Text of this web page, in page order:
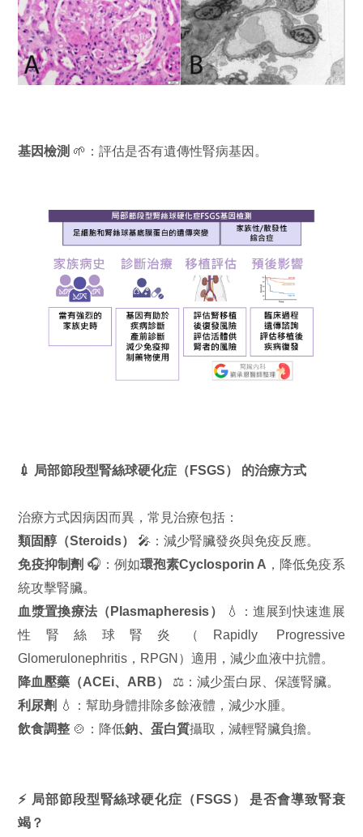
基因檢測 🌱：評估是否有遺傳性腎病基因。
💉 局部節段型腎絲球硬化症（FSGS） 的治療方式
治療方式因病因而異，常見治療包括：
類固醇（Steroids）
🎤：減少腎臟發炎與免疫反應。
免疫抑制劑 🎧：例如環孢素Cyclosporin A ，降低免疫系
統攻擊腎臟。
血漿置換療法（Plasmapheresis）
💧：進展到快速進展
性腎絲球腎炎（Rapidly Progressive
Glomerulonephritis，RPGN）適用，減少血液中抗體。
降血壓藥（ACEi、ARB）
⚖️：減少蛋白尿、保護腎臟。
利尿劑 💧：幫助身體排除多餘液體，減少水腫。
飲食調整 🍲：降低鈉、蛋白質攝取，減輕腎臟負擔。
⚡ 局部節段型腎絲球硬化症（FSGS） 是否會導致腎衰
竭？